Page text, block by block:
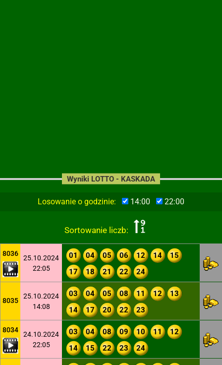
Losowanie o godzinie: 14:00 22:00
Sortowanie liczb:
Wyniki LOTTO - KASKADA
8036
25.10.2024
22:05
01 04 05 06 12 14
15
17
18 21 22 24
8035
25.10.2024
14:08
03 04 05 08 11 12
13
14
17 20 22 23
8034
24.10.2024
22:05
03 04 08 09 10 11
12
14
15 22 23 24